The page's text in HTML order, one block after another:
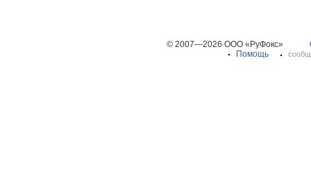
© 2007—2026 ООО «РуФокс»
Помощь